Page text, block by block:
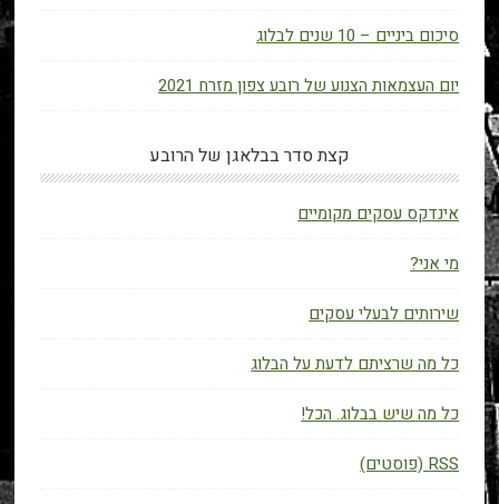
סיכום ביניים – 10 שנים לבלוג
יום העצמאות הצנוע של רובע צפון מזרח 2021
קצת סדר בבלאגן של הרובע
אינדקס עסקים מקומיים
מי אני?
שירותים לבעלי עסקים
כל מה שרציתם לדעת על הבלוג
כל מה שיש בבלוג. הכל!
RSS (פוסטים)